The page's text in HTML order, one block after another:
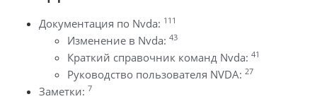
Документация по Nvda: 111
Изменение в Nvda: 43
Краткий справочник команд Nvda: 41
Руководство пользователя NVDA: 27
Заметки: 7